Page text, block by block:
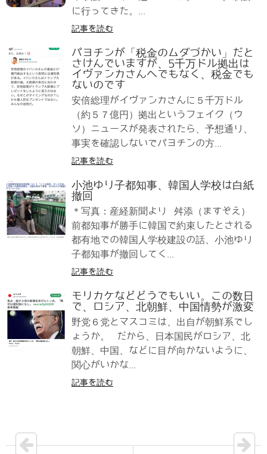
に行ってきた。...
記事を読む
パヨチンが「税金のムダづかい」だと
さけんでいますが、5千万ドル拠出は
イヴァンカさんへでもなく、税金でも
ないのです
安倍総理がイヴァンカさんに５千万ドル
（約５７億円）拠出というフェイク（ウ
ソ）ニュースが発表されたら、予想通り、
事実を確認しないでパヨチンの方...
記事を読む
小池ゆり子都知事、韓国人学校は白紙
撤回
＊写真：産経新聞より 舛添（ますぞえ）
前都知事が勝手に韓国で約束したとされる
都有地での韓国人学校建設の話、小池ゆり
子都知事が撤回してく...
記事を読む
モリカケなどどうでもいい。この数日
で、ロシア、北朝鮮、中国情勢が激変
野党６党とマスコミは、出自が朝鮮系でし
ょうか。 だから、日本国民がロシア、北
朝鮮、中国、などに目が向かないように、
関心がいかな...
記事を読む